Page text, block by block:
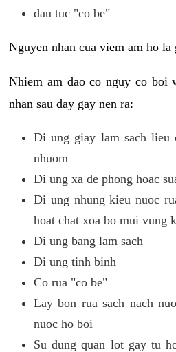
dau tuc "co be"
Nguyen nhan cua viem am ho la
Nhiem am dao co nguy co boi
nhan sau day gay nen ra:
Di ung giay lam sach lieu
nhuom
Di ung xa de phong hoac
Di ung nhung kieu nuoc
hoat chat xoa bo mui vung
Di ung bang lam sach
Di ung tinh binh
Co rua "co be"
Lay bon rua sach nach
nuoc ho boi
Su dung quan lot gay tu